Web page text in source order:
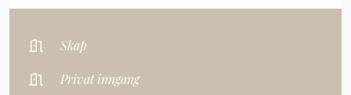
Skap
Privat inngang